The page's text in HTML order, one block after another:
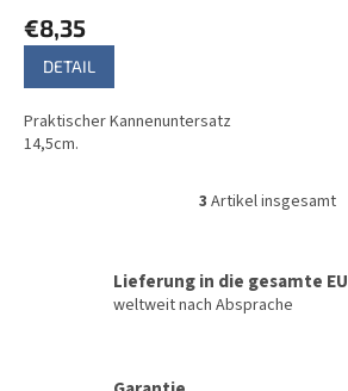
€8,35
DETAIL
Praktischer Kannenuntersatz
14,5cm.
S
u
e
3 Artikel insgesamt
Lieferung in die gesamte EU
weltweit nach Absprache